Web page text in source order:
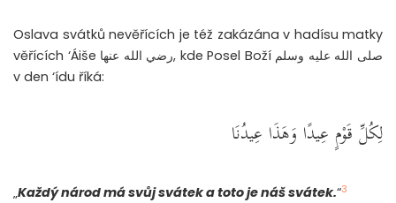
Oslava svátků nevěřících je též zakázána v hadísu matky
věřících ‘Áiše رضي الله عنها, kde Posel Boží صلى الله عليه وسلم
v den ‘ídu říká:
لِكُلِّ قَوْمٍ عِيدًا وَهَذَا عِيدُنَا
„Každý národ má svůj svátek a toto je náš svátek.“3